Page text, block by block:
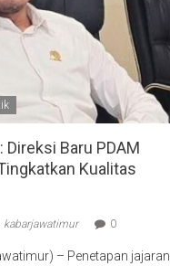
Direksi Baru PDAM
Kualitas
kabarjawatimur 0
– Penetapan jajaran